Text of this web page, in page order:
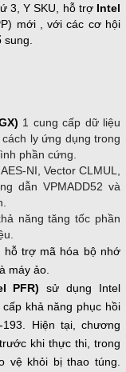
3, Y SKU, hỗ trợ Intel
mới , với các cơ hội
1 cung cấp dữ liệu
ly ứng dụng trong
phần cứng.
NI, Vector CLMUL,
dẫn VPMADD52 và
năng tăng tốc phần
hỗ trợ mã hóa bộ nhớ
máy ảo.
PFR) sử dụng Intel
khả năng phục hồi
Hiện tại, chương
khi thực thi, trong
vệ khỏi bị thao túng.